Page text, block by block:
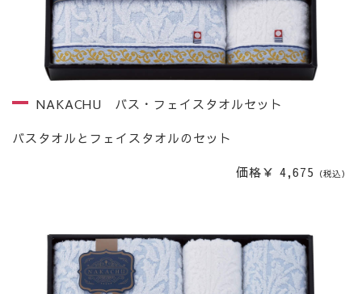
NAKACHU バス・フェイスタオルセット
バスタオルとフェイスタオルのセット
価格￥ 4,675 （税込）